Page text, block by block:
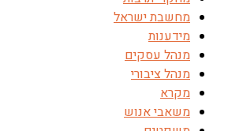
מחשבת ישראל
מידענות
מנהל עסקים
מנהל ציבורי
מקרא
משאבי אנוש